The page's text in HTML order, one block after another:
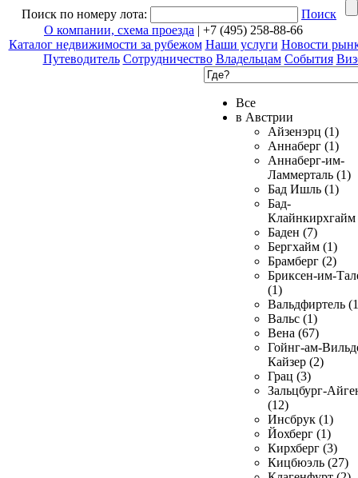
Поиск по номеру лота:
Поиск
О компании, схема проезда | +7 (495) 258-88-66
Каталог недвижимости за рубежом Наши услуги Новости
Путеводитель Сотрудничество Владельцам События
Все
в Австрии
Айзенэрц (1)
Аннаберг (1)
Аннаберг-им-
Ламмерталь (1)
Бад Ишль (1)
Бад-
Клайнкирхгайм
Баден (7)
Бергхайм (1)
Брамберг (2)
Бриксен-им-
(1)
Вальдфиртель
Вальс (1)
Вена (67)
Гойнг-ам-
Кайзер (2)
Грац (3)
Зальцбург-
(12)
Инсбрук (1)
Йохберг (1)
Кирхберг (3)
Кицбюэль (27)